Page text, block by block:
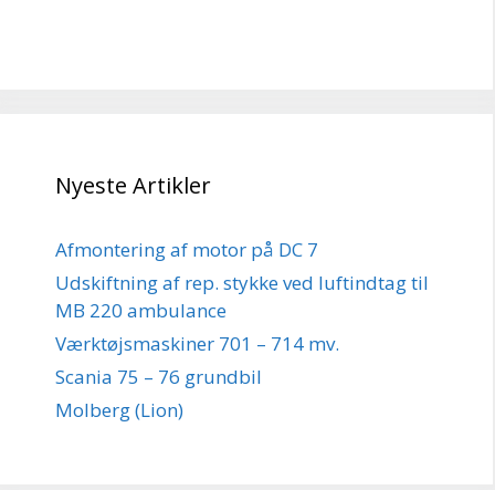
Nyeste Artikler
Afmontering af motor på DC 7
Udskiftning af rep. stykke ved luftindtag til
MB 220 ambulance
Værktøjsmaskiner 701 – 714 mv.
Scania 75 – 76 grundbil
Molberg (Lion)